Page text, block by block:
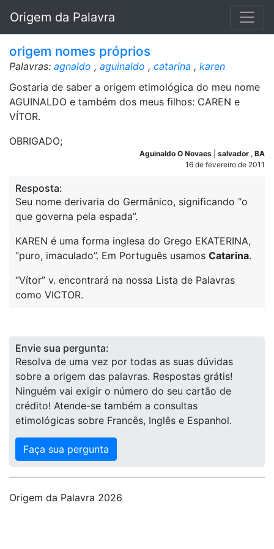
Origem da Palavra
origem nomes próprios
Palavras: agnaldo , aguinaldo , catarina , karen
Gostaria de saber a origem etimológica do meu nome
AGUINALDO e também dos meus filhos: CAREN e
VÍTOR.
OBRIGADO;
Aguinaldo O Novaes salvador , BA
16 de fevereiro de 2011
Resposta:
Seu nome derivaria do Germânico, significando “o
que governa pela espada”.
KAREN é uma forma inglesa do Grego EKATERINA,
“puro, imaculado”. Em Português usamos Catarina.
“Vítor” v. encontrará na nossa Lista de Palavras
como VICTOR.
Envie sua pergunta:
Resolva de uma vez por todas as suas dúvidas
sobre a origem das palavras. Respostas grátis!
Ninguém vai exigir o número do seu cartão de
crédito! Atende-se também a consultas
etimológicas sobre Francês, Inglês e Espanhol.
Faça sua pergunta
Origem da Palavra 2026